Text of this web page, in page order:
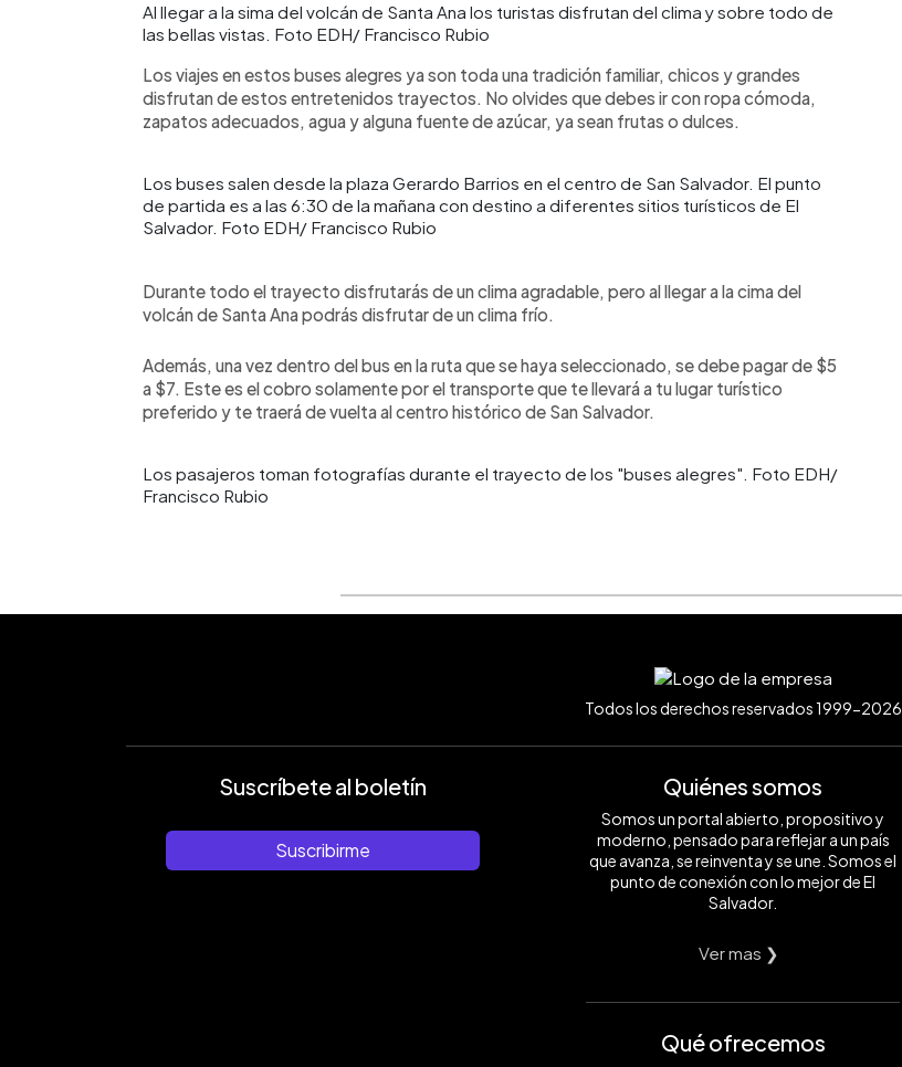
Al llegar a la sima del volcán de Santa Ana los turistas disfrutan del clima y sobre todo de
las bellas vistas. Foto EDH/ Francisco Rubio
Los viajes en estos buses alegres ya son toda una tradición familiar, chicos y grandes
disfrutan de estos entretenidos trayectos. No olvides que debes ir con ropa cómoda,
zapatos adecuados, agua y alguna fuente de azúcar, ya sean frutas o dulces.
Los buses salen desde la plaza Gerardo Barrios en el centro de San Salvador. El punto
de partida es a las 6:30 de la mañana con destino a diferentes sitios turísticos de El
Salvador. Foto EDH/ Francisco Rubio
Durante todo el trayecto disfrutarás de un clima agradable, pero al llegar a la cima del
volcán de Santa Ana podrás disfrutar de un clima frío.
Además, una vez dentro del bus en la ruta que se haya seleccionado, se debe pagar de $5
a $7. Este es el cobro solamente por el transporte que te llevará a tu lugar turístico
preferido y te traerá de vuelta al centro histórico de San Salvador.
Los pasajeros toman fotografías durante el trayecto de los "buses alegres". Foto EDH/
Francisco Rubio
Todos los derechos reservados 1999-2026
Suscríbete al boletín
Suscribirme
Quiénes somos
Somos un portal abierto, propositivo y
moderno, pensado para reflejar a un país
que avanza, se reinventa y se une. Somos el
punto de conexión con lo mejor de El
Salvador.
Ver mas ❯
Qué ofrecemos